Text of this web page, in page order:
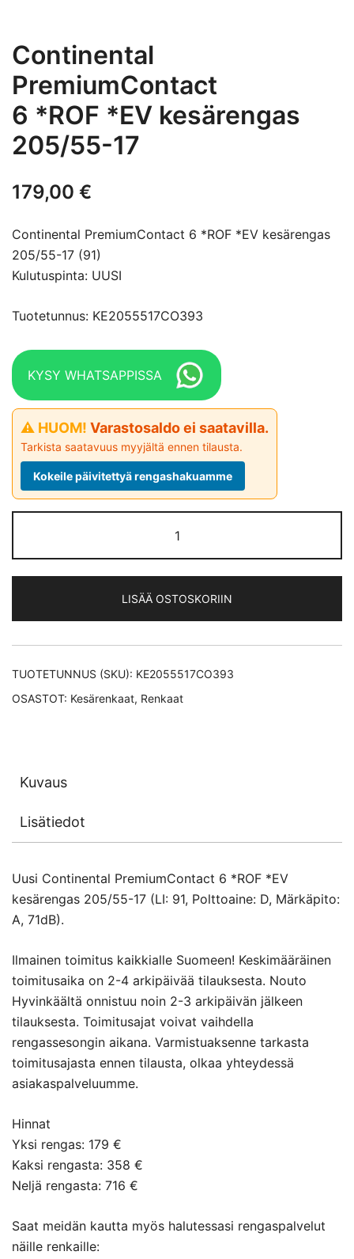
Continental
PremiumContact
6 *ROF *EV kesärengas
205/55-17
179,00 €
Continental PremiumContact 6 *ROF *EV kesärengas
205/55-17 (91)
Kulutuspinta: UUSI
Tuotetunnus: KE2055517CO393
KYSY WHATSAPPISSA
⚠ HUOM! Varastosaldo ei saatavilla.
Tarkista saatavuus myyjältä ennen tilausta.
Kokeile päivitettyä rengashakuamme
PremiumContact
6 *ROF *EV
205/55-
17
määrä
LISÄÄ OSTOSKORIIN
TUOTETUNNUS (SKU): KE2055517CO393
OSASTOT: Kesärenkaat, Renkaat
Kuvaus
Lisätiedot
Uusi Continental PremiumContact 6 *ROF *EV
kesärengas 205/55-17 (LI: 91, Polttoaine: D, Märkäpito:
A, 71dB).
Ilmainen toimitus kaikkialle Suomeen! Keskimääräinen
toimitusaika on 2-4 arkipäivää tilauksesta. Nouto
Hyvinkäältä onnistuu noin 2-3 arkipäivän jälkeen
tilauksesta. Toimitusajat voivat vaihdella
rengassesongin aikana. Varmistuaksenne tarkasta
toimitusajasta ennen tilausta, olkaa yhteydessä
asiakaspalveluumme.
Hinnat
Yksi rengas: 179 €
Kaksi rengasta: 358 €
Neljä rengasta: 716 €
Saat meidän kautta myös halutessasi rengaspalvelut
näille renkaille: